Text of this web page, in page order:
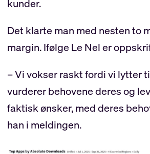
kunder.
Det klarte man med nesten to
margin. Ifølge Le Nel er
– Vi vokser raskt fordi vi lytter
vurderer behovene deres og
faktisk ønsker, med deres
han i meldingen.